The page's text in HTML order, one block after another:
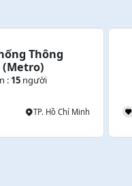
Thông
: 15 người
TP. Hồ Chí Minh